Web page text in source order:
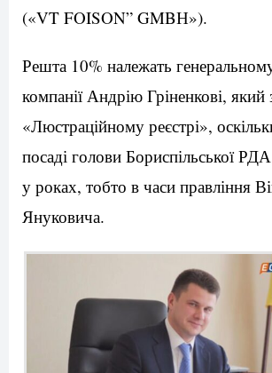
(«VT FOISON” GMBН»).
Решта 10% належать
компанії Андрію Гріненкові, який
«Люстраційному реєстрі»,
посаді голови Бориспільської
у роках, тобто в часи правління
Януковича.